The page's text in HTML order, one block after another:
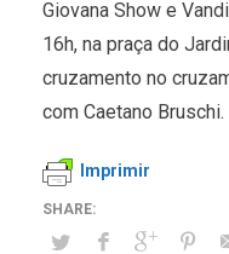
Giovana Show e
16h, na praça do
cruzamento no
com Caetano Bruschi.
Imprimir